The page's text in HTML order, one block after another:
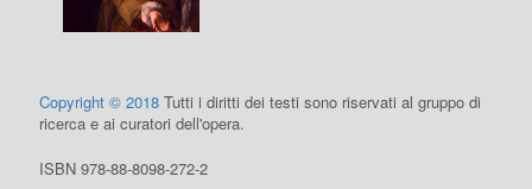
Copyright © 2018 Tutti i diritti dei testi sono riservati al gruppo di
ricerca e ai curatori dell'opera.
ISBN 978-88-8098-272-2